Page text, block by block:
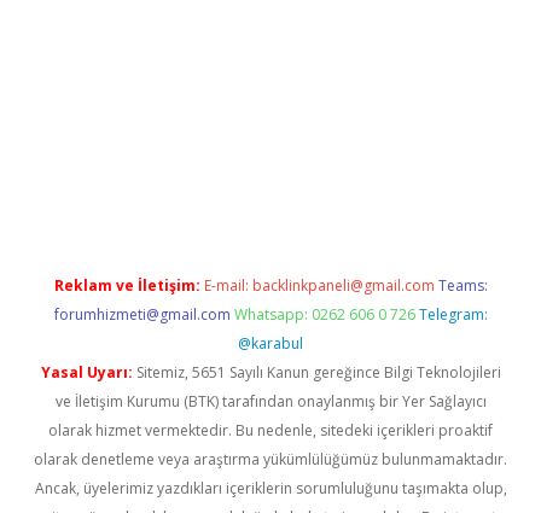
Reklam ve İletişim: E-mail: backlinkpaneli@gmail.com Teams:
forumhizmeti@gmail.com Whatsapp: 0262 606 0 726 Telegram:
@karabul
Yasal Uyarı: Sitemiz, 5651 Sayılı Kanun gereğince Bilgi Teknolojileri
ve İletişim Kurumu (BTK) tarafından onaylanmış bir Yer Sağlayıcı
olarak hizmet vermektedir. Bu nedenle, sitedeki içerikleri proaktif
olarak denetleme veya araştırma yükümlülüğümüz bulunmamaktadır.
Ancak, üyelerimiz yazdıkları içeriklerin sorumluluğunu taşımakta olup,